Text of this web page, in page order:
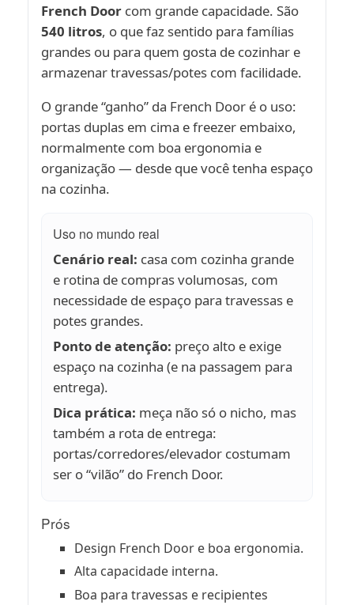
French Door com grande capacidade. São
540 litros, o que faz sentido para famílias
grandes ou para quem gosta de cozinhar e
armazenar travessas/potes com facilidade.
O grande “ganho” da French Door é o uso:
portas duplas em cima e freezer embaixo,
normalmente com boa ergonomia e
organização — desde que você tenha espaço
na cozinha.
Uso no mundo real
Cenário real: casa com cozinha grande
e rotina de compras volumosas, com
necessidade de espaço para travessas e
potes grandes.
Ponto de atenção: preço alto e exige
espaço na cozinha (e na passagem para
entrega).
Dica prática: meça não só o nicho, mas
também a rota de entrega:
portas/corredores/elevador costumam
ser o “vilão” do French Door.
Prós
Design French Door e boa ergonomia.
Alta capacidade interna.
Boa para travessas e recipientes